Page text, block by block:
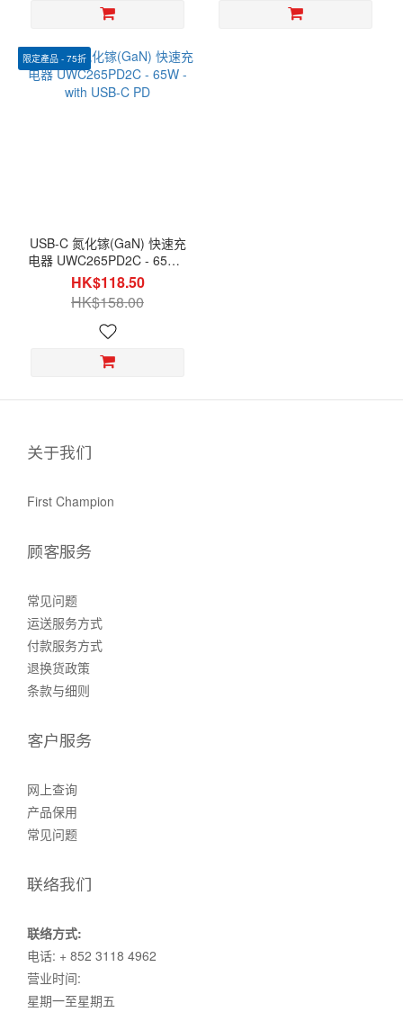
限定產品 - 75折
USB-C 氮化镓(GaN) 快速充
电器 UWC265PD2C - 65W -
with USB-C PD
HK$118.50
HK$158.00
关于我们
First Champion
顾客服务
常见问题
运送服务方式
付款服务方式
退换货政策
条款与细则
客户服务
网上查询
产品保用
常见问题
联络我们
联络方式:
电话: + 852 3118 4962
营业时间:
星期一至星期五